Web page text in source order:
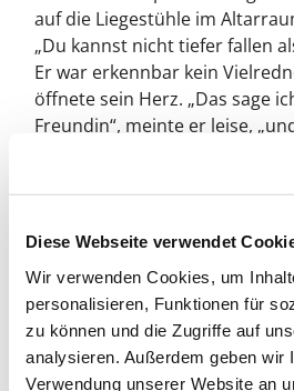
Diese Webseite verwendet
Wir verwenden Cookies, um
personalisieren, Funktionen für
zu können und die Zugriffe auf
analysieren. Außerdem geben wir
Verwendung unserer Website an
auf die Liegestühle im
„Du kannst nicht tiefer fallen
Er war erkennbar kein
öffnete sein Herz. „Das sage
Freundin“, meinte er leise,
Solche Momente sind kleine
Jahreslosung konkret: Gott
uns füreinander öffnet – im
Zuhören, im Miteinander-
als ein Gebäude; sie ist ein
Gottes mitten unter uns.